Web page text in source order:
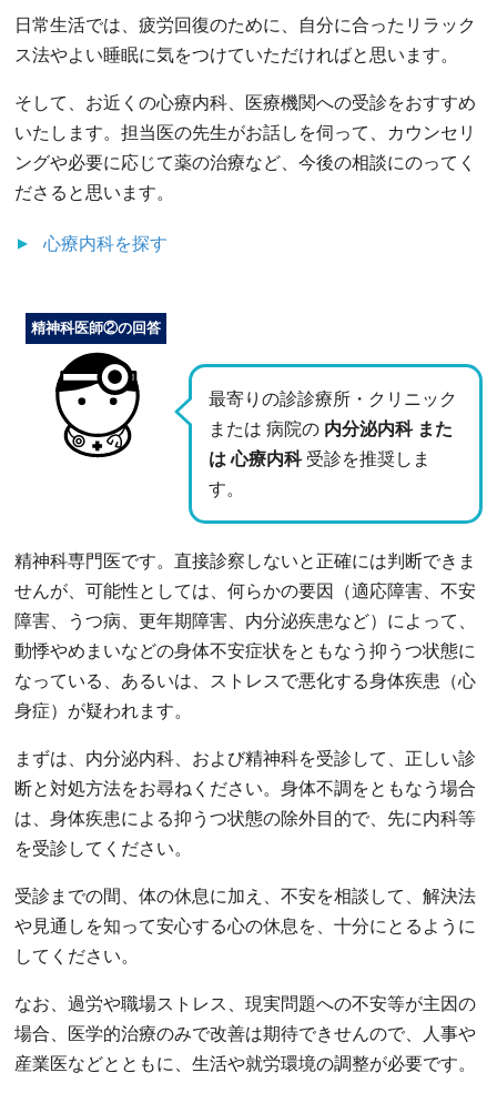
日常生活では、疲労回復のために、自分に合ったリラック
ス法やよい睡眠に気をつけていただければと思います。
そして、お近くの心療内科、医療機関への受診をおすすめ
いたします。担当医の先生がお話しを伺って、カウンセリ
ングや必要に応じて薬の治療など、今後の相談にのってく
ださると思います。
心療内科を探す
最寄りの診診療所・クリニック
または 病院の 内分泌内科 また
は 心療内科 受診を推奨しま
す。
精神科医師②の回答
精神科専門医です。直接診察しないと正確には判断できま
せんが、可能性としては、何らかの要因（適応障害、不安
障害、うつ病、更年期障害、内分泌疾患など）によって、
動悸やめまいなどの身体不安症状をともなう抑うつ状態に
なっている、あるいは、ストレスで悪化する身体疾患（心
身症）が疑われます。
まずは、内分泌内科、および精神科を受診して、正しい診
断と対処方法をお尋ねください。身体不調をともなう場合
は、身体疾患による抑うつ状態の除外目的で、先に内科等
を受診してください。
受診までの間、体の休息に加え、不安を相談して、解決法
や見通しを知って安心する心の休息を、十分にとるように
してください。
なお、過労や職場ストレス、現実問題への不安等が主因の
場合、医学的治療のみで改善は期待できせんので、人事や
産業医などとともに、生活や就労環境の調整が必要です。